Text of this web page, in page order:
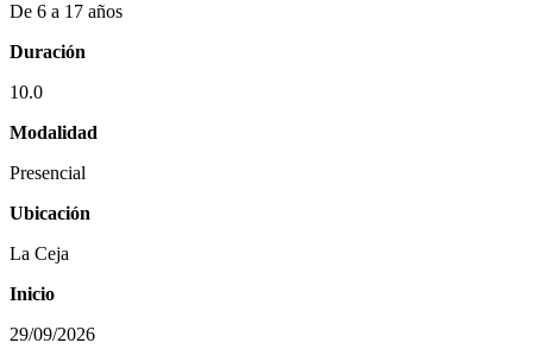
De 6 a 17 años
Duración
10.0
Modalidad
Presencial
Ubicación
La Ceja
Inicio
29/09/2026